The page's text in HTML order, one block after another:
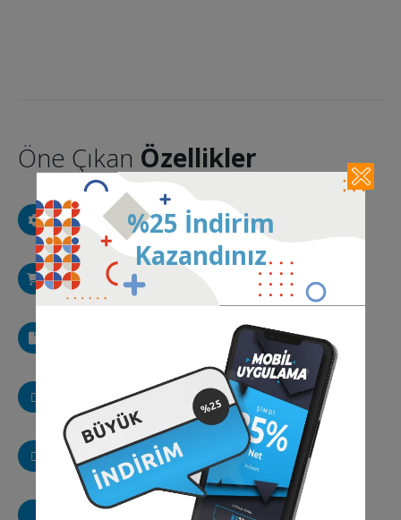
Öne Çıkan Özellikler
Ayarlar
Mobil uygulama içi ayar paneli
E-Ticaret
Eticaret siteniz için uygulama
Google Ads, AdMob reklamları
WordPress Uyumlu
WordPress siteleriniz için mobil uygulama
Google Analitik
Google Analytics kodu entegrasyonu
Haber Sitesi
%25 İndirim
Kazandınız